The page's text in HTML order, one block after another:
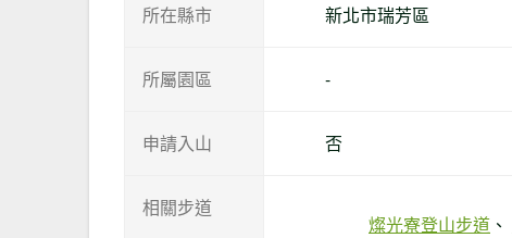
所在縣市 新北市瑞芳區
所屬園區 -
申請入山 否
相關步道
燦光寮登山步道